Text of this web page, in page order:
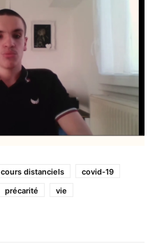
cours distanciels
covid-19
précarité
vie